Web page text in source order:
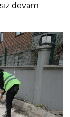
devam